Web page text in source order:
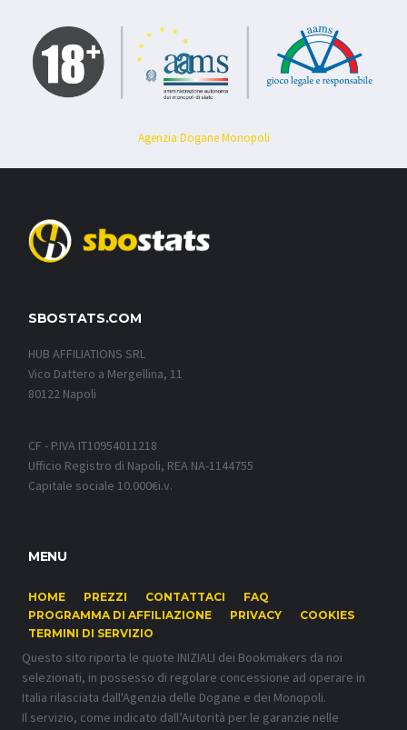
Agenzia Dogane Monopoli
SBOSTATS.COM
HUB AFFILIATIONS SRL
Vico Dattero a Mergellina, 11
80122 Napoli
CF - P.IVA IT10954011218
Ufficio Registro di Napoli, REA NA-1144755
Capitale sociale 10.000€i.v.
MENU
HOME PREZZI CONTATTACI
FAQ
PROGRAMMA DI AFFILIAZIONE
PRIVACY
COOKIES
TERMINI DI SERVIZIO
Questo sito riporta le quote INIZIALI dei Bookmakers da noi
selezionati, in possesso di regolare concessione ad operare in
Italia rilasciata dall'Agenzia delle Dogane e dei Monopoli.
Il servizio, come indicato dall’Autorità per le garanzie nelle